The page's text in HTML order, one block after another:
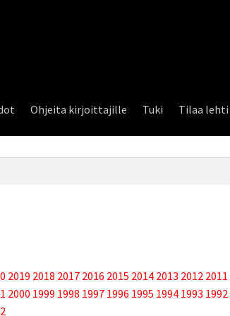
Ohjeita kirjoittajille Tuki Tilaa lehti
2019 2018 2017 2016 2015 2014 2013 2012 2011
2000 1999 1998 1997 1996 1995 1994 1993 1992